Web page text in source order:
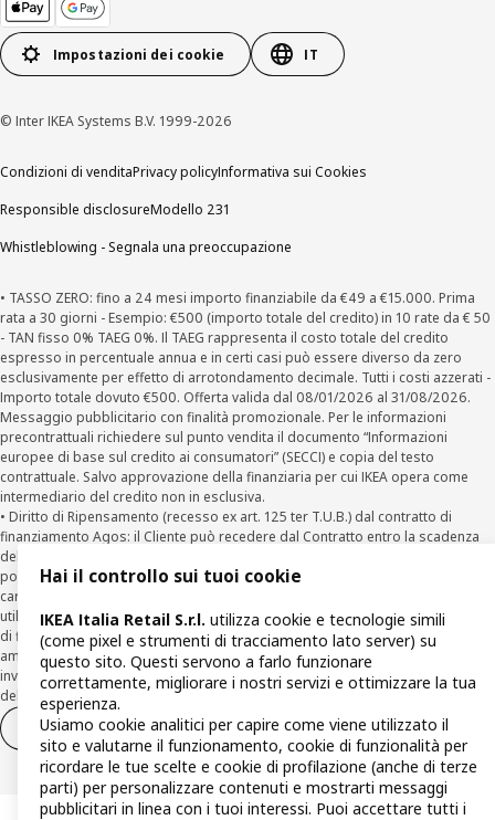
Impostazioni dei cookie IT
© Inter IKEA Systems B.V. 1999-2026
Condizioni di venditaPrivacy policyInformativa sui Cookies
Responsible disclosureModello 231
Whistleblowing - Segnala una preoccupazione
• TASSO ZERO: fino a 24 mesi importo finanziabile da €49 a €15.000. Prima
rata a 30 giorni - Esempio: €500 (importo totale del credito) in 10 rate da € 50
- TAN fisso 0% TAEG 0%. Il TAEG rappresenta il costo totale del credito
espresso in percentuale annua e in certi casi può essere diverso da zero
esclusivamente per effetto di arrotondamento decimale. Tutti i costi azzerati -
Importo totale dovuto €500. Offerta valida dal 08/01/2026 al 31/08/2026.
Messaggio pubblicitario con finalità promozionale. Per le informazioni
precontrattuali richiedere sul punto vendita il documento “Informazioni
europee di base sul credito ai consumatori” (SECCI) e copia del testo
contrattuale. Salvo approvazione della finanziaria per cui IKEA opera come
intermediario del credito non in esclusiva.
• Diritto di Ripensamento (recesso ex art. 125 ter T.U.B.) dal contratto di
finanziamento Agos: il Cliente può recedere dal Contratto entro la scadenza
della prima rata inviando una richiesta scritta di recesso ad Agos a mezzo
posta elettronica (clienti@agos.it), pec (info@pec.agosducato.it
cartacea (Viale Fulvio Testi, 280 - 20126 Milano) e per via telematica –
utilizzando la funzionalità sul sitowww.agos.it(“Recesso”) - anche per richieste
di finanziamento effettuate con canali a distanza. In caso di pre-
ammortamento, la comunicazione di recesso da parte del Cliente deve essere
inviata, con le modalità di cui sopra entro 30 giorni dalla data di accettazione
della richiesta di finanziamento.
Diritto di recesso
Diritto di recesso per i servizi
Hai il controllo sui tuoi cookie
IKEA Italia Retail S.r.l. utilizza cookie e tecnologie simili
(come pixel e strumenti di tracciamento lato server) su
questo sito. Questi servono a farlo funzionare
correttamente, migliorare i nostri servizi e ottimizzare la tua
esperienza.
Usiamo cookie analitici per capire come viene utilizzato il
sito e valutarne il funzionamento, cookie di funzionalità per
ricordare le tue scelte e cookie di profilazione (anche di terze
parti) per personalizzare contenuti e mostrarti messaggi
pubblicitari in linea con i tuoi interessi. Puoi accettare tutti i